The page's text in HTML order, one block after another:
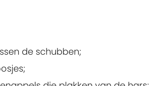
de schubben;